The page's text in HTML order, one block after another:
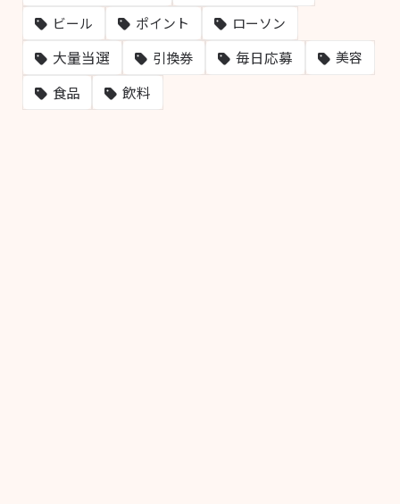
ビール ポイント ローソン
大量当選 引換券 毎日応募 美容
食品 飲料